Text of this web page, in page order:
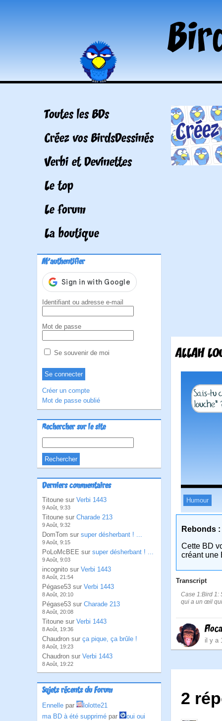
Toutes les BDs
Créez vos BirdsDessinés
Verbi et Devinettes
Le top
Le forum
La boutique
M'authentifier
Identifiant ou adresse e-mail
Mot de passe
Se souvenir de moi
Créer un compte
Mot de passe oublié
Rechercher sur le site
Derniers commentaires
Titoune sur Verbi 1443
9 Août, 9:33
Titoune sur Charade 213
9 Août, 9:32
DomTom sur super désherbant ! ...
9 Août, 9:15
PoLoMcBEE sur super désherbant ! ...
9 Août, 9:03
incognito sur Verbi 1443
8 Août, 21:54
Pégase53 sur Verbi 1443
8 Août, 20:10
Pégase53 sur Charade 213
8 Août, 20:08
Titoune sur Verbi 1443
8 Août, 19:36
Chaudron sur ça pique, ça brûle !
8 Août, 19:23
Chaudron sur Verbi 1443
8 Août, 19:22
Sujets récents du Forum
Ennelle par
lolotte21
ma BD à été supprimé par
oui oui
ALLAH
Humour
Rebonds :
Cette BD
créant une
Transcript
Case 1:Bird 1:
qui a un œil
il y a
2